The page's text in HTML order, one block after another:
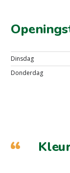
Dinsdag
Donderdag